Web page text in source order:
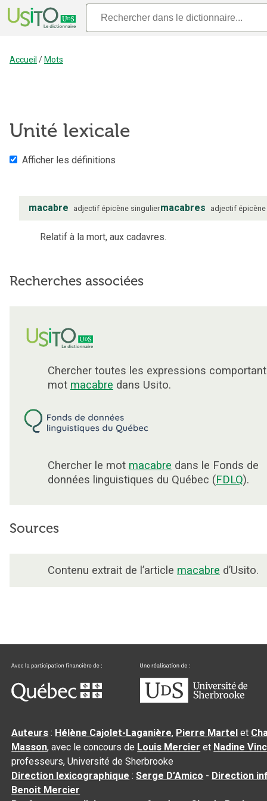
Accueil / Mots
Unité lexicale
Afficher les définitions
macabre adjectif épicène singuliermacabres adjectif épicène
Relatif à la mort, aux cadavres.
Recherches associées
Chercher toutes les expressions
mot macabre dans Usito.
Chercher le mot macabre dans le Fonds de
données linguistiques du Québec (FDLQ).
Sources
Contenu extrait de l’article macabre d’Usito.
Auteurs : Hélène Cajolet-Laganière, Pierre Martel et
Masson, avec le concours de Louis Mercier et Nadine
professeurs, Université de Sherbrooke
Direction lexicographique :Serge D’Amico - Direction
Benoit Mercier